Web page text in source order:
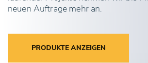
neuen Aufträge mehr an.
PRODUKTE ANZEIGEN